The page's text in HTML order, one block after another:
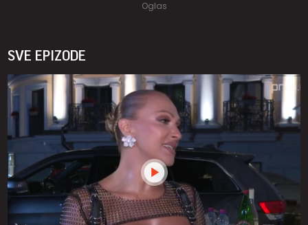
SVE EPIZODE